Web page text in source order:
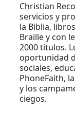
Christian
servicios y
la Biblia,
Braille y con
2000 títulos.
oportunidad
sociales,
PhoneFaith,
y los
ciegos.